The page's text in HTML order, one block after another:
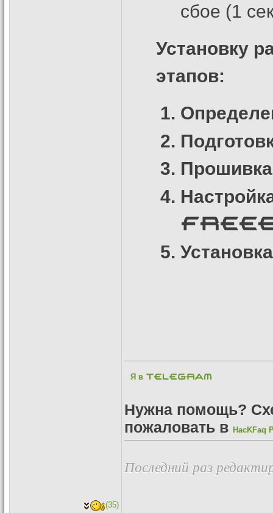
сбое (1
Установку
этапов:
Я в Telegram
Нужна помощь?
пожаловать в HacKFaq
Последний раз
(35)